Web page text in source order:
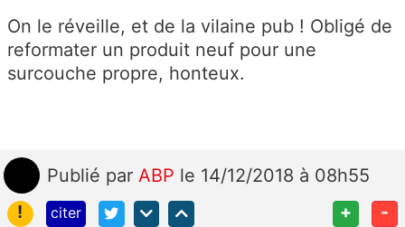
On le réveille, et de la vilaine pub ! Obligé de
reformater un produit neuf pour une
surcouche propre, honteux.
Publié par ABP le 14/12/2018 à 08h55
!
citer + -